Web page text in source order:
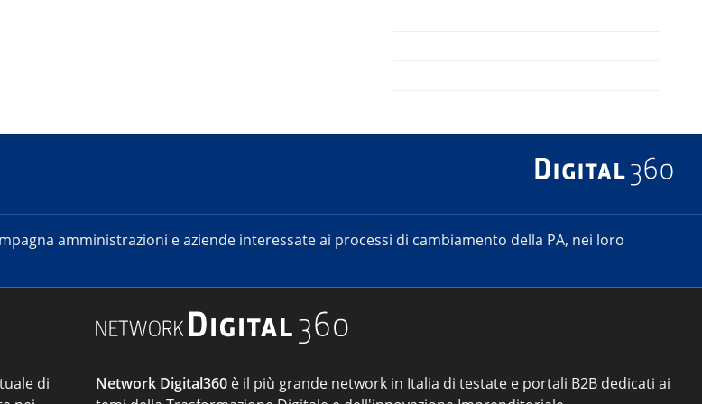
amministrazioni e aziende interessate ai processi di cambiamento della PA, nei loro
di
Network Digital360 è il più grande network in Italia di testate e portali B2B dedicati ai